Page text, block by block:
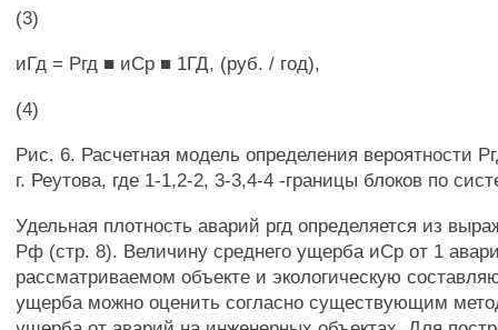
(3)
иГд = Ргд ■ иСр ■ 1ГД, (руб. / год),
(4)
Рис. 6. Расчетная модель определения вероятности
г. Реутова, где 1-1,2-2, 3-3,4-4 -границы блоков по
Удельная плотность аварий ргд определяется из
Рф (стр. 8). Величину среднего ущерба иСр от 1
рассматриваемом объекте и экологическую
ущерба можно оценить согласно существующим